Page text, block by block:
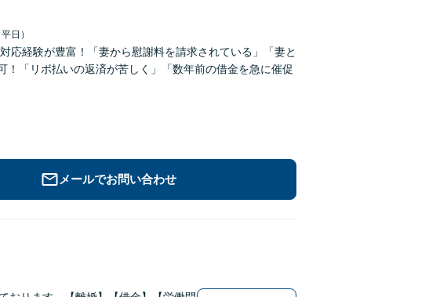
日）
応経験が豊富！「妻から慰謝料を請求されている」「妻と
「リボ払いの返済が苦しく」「数年前の借金を急に催促
メールでお問い合わせ